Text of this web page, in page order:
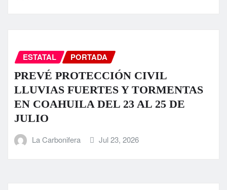
ESTATAL PORTADA
PREVÉ PROTECCIÓN CIVIL
LLUVIAS FUERTES Y TORMENTAS
EN COAHUILA DEL 23 AL 25 DE
JULIO
La Carbonifera Jul 23, 2026